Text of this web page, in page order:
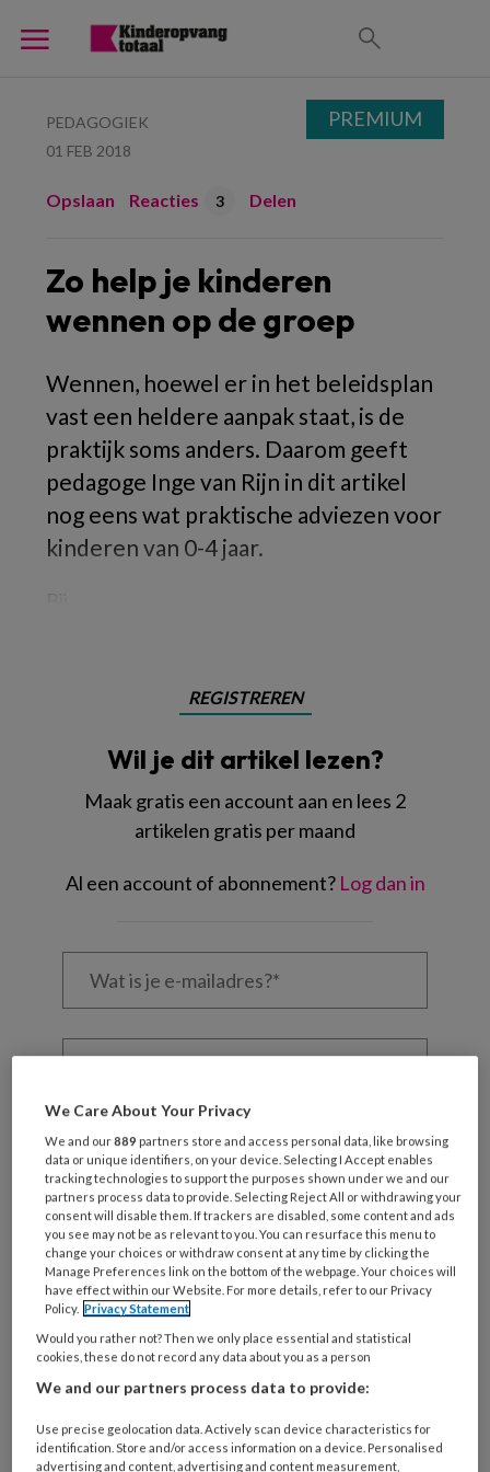
PEDAGOGIEK
01 FEB 2018
Opslaan Reacties 3 Delen
Zo help je kinderen
wennen op de groep
Wennen, hoewel er in het beleidsplan
vast een heldere aanpak staat, is de
praktijk soms anders. Daarom geeft
pedagoge Inge van Rijn in dit artikel
nog eens wat praktische adviezen voor
kinderen van 0-4 jaar.
REGISTREREN
Wil je dit artikel lezen?
Maak gratis een account aan en lees 2
artikelen gratis per maand
Al een account of abonnement? Log dan in
Wat
mailadres?
Kies
je
Kies
je
functie *
Bij
welke
organisatie
werk
je?
Untitled
Ontvang 2x per week de
KinderopvangTotaal nieuwsbrief
Ontvang iedere zondag het
Management Kinderopvang
Weekoverzicht
PREMIUM
We Care About Your Privacy
We and our889 partners store and access personal data, like browsing
data or unique identifiers, on your device. Selecting I Accept enables
tracking technologies to support the purposes shown under we and our
partners process data to provide. Selecting Reject All or withdrawing your
consent will disable them. If trackers are disabled, some content and ads
you see may not be as relevant to you. You can resurface this menu to
change your choices or withdraw consent at any time by clicking the
Manage Preferences link on the bottom of the webpage. Your choices will
have effect within our Website. For more details, refer to our Privacy
Policy. Privacy Statement
Would you rather not? Then we only place essential and statistical
cookies, these do not record any data about you as a person
We and our partners process data to provide:
Use precise geolocation data. Actively scan device characteristics for
identification. Store and/or access information on a device. Personalised
advertising and content, advertising and content measurement,